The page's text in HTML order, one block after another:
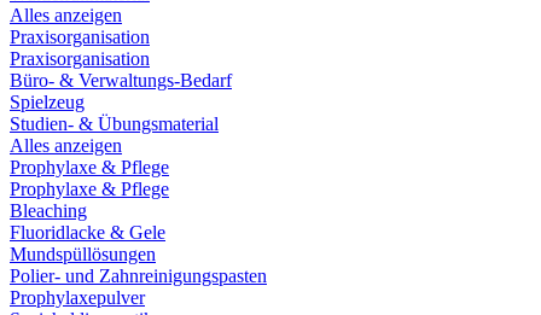
Alles anzeigen
Praxisorganisation
Praxisorganisation
Büro- & Verwaltungs-Bedarf
Spielzeug
Studien- & Übungsmaterial
Alles anzeigen
Prophylaxe & Pflege
Prophylaxe & Pflege
Bleaching
Fluoridlacke & Gele
Mundspüllösungen
Polier- und Zahnreinigungspasten
Prophylaxepulver